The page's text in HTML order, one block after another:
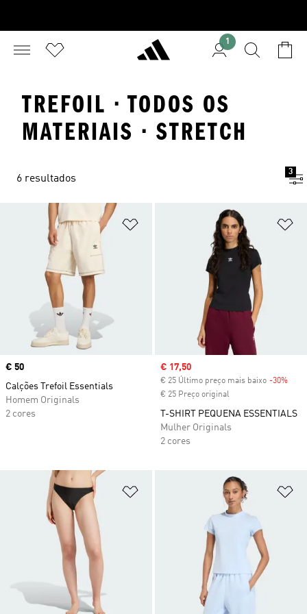
1
TREFOIL · TODOS OS
MATERIAIS · STRETCH
6 resultados
3
Adicionar à Lista de Desejos
Price
€ 50
Calções Trefoil Essentials
Homem Originals
2 cores
Sale price
€ 17,50
€ 25 Último preço mais baixo -30%
€ 25 Preço original
T-SHIRT PEQUENA ESSENTIALS
Mulher Originals
2 cores
Adicionar à Lista de Desejos